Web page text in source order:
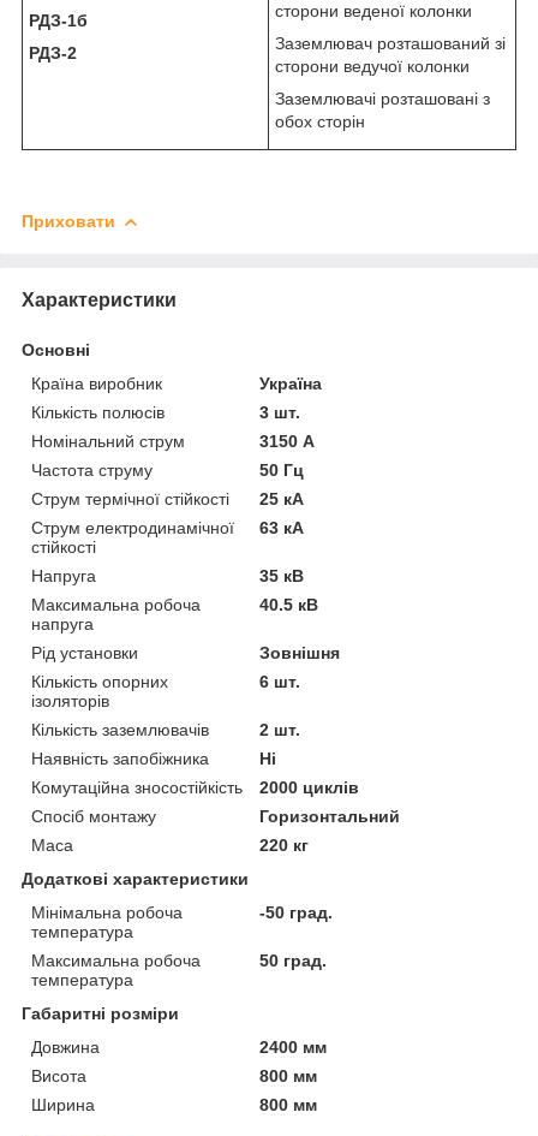
РДЗ-1б
РДЗ-2
сторони веденої колонки
Заземлювач розташований зі
сторони ведучої колонки
Заземлювачі розташовані з
обох сторін
Приховати
Характеристики
Основні
Країна виробник
Україна
Кількість полюсів
3 шт.
Номінальний струм
3150 А
Частота струму
50 Гц
Струм термічної стійкості
25 кА
Струм електродинамічної
стійкості
63 кА
Напруга
35 кВ
Максимальна робоча
напруга
40.5 кВ
Рід установки
Зовнішня
Кількість опорних
ізоляторів
6 шт.
Кількість заземлювачів
2 шт.
Наявність запобіжника
Ні
Комутаційна зносостійкість
2000 циклів
Спосіб монтажу
Горизонтальний
Маса
220 кг
Додаткові характеристики
Мінімальна робоча
температура
-50 град.
Максимальна робоча
температура
50 град.
Габаритні розміри
Довжина
2400 мм
Висота
800 мм
Ширина
800 мм